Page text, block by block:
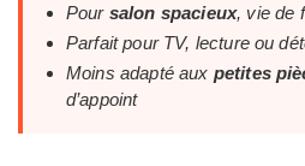
Pour salon spacieux, vie de
Parfait pour TV, lecture ou
Moins adapté aux petites
d’appoint